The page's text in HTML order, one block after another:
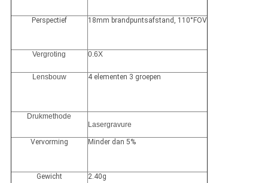
Perspectief 18mm brandpuntsafstand, 110°FOV
Vergroting 0.6X
Lensbouw 4 elementen 3 groepen
Drukmethode
Lasergravure
Vervorming Minder dan 5%
Gewicht 2.40g